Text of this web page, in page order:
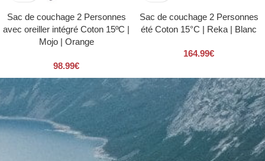
Sac de couchage 2 Personnes
avec oreiller intégré Coton 15ºC |
Mojo | Orange
98.99€
Sac de couchage 2 Personnes
été Coton 15°C | Reka | Blanc
164.99€